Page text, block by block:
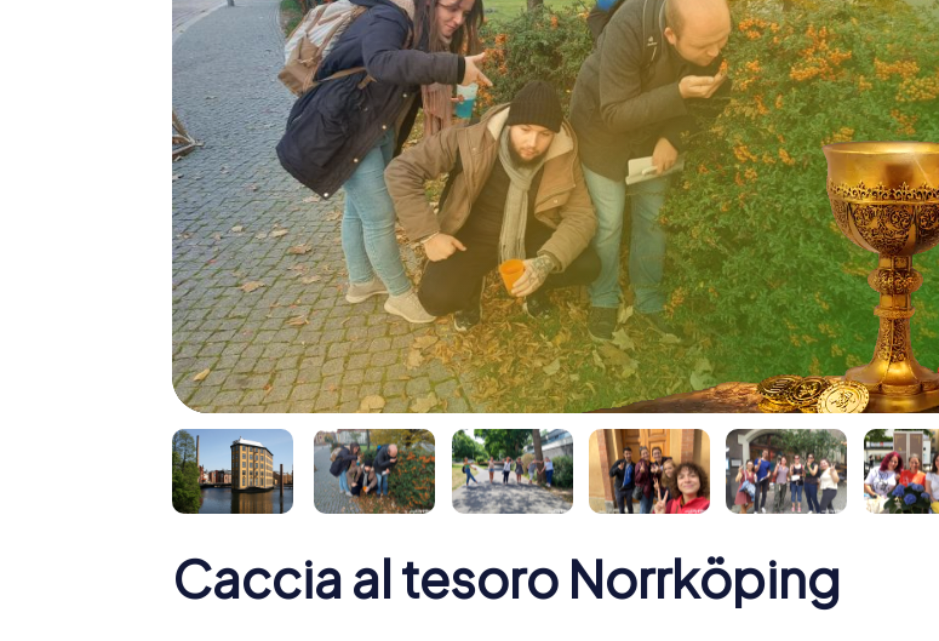
Caccia al tesoro Norrköping